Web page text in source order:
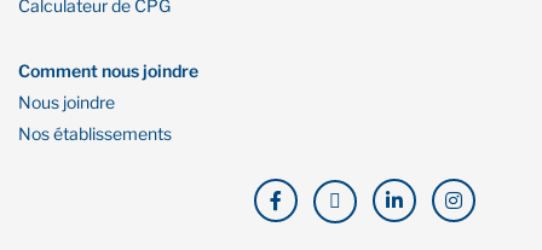
Calculateur de CPG
Comment nous joindre
Nous joindre
Nos établissements